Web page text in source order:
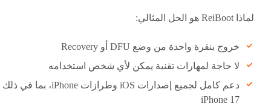
لماذا ReiBoot هو الحل المثالي:
خروج بنقرة واحدة من وضع DFU أو Recovery
لا حاجة لمهارات تقنية يمكن لأي شخص استخدامه
دعم كامل لجميع إصدارات iOS وطرازات iPhone، بما في ذلك
iPhone 17